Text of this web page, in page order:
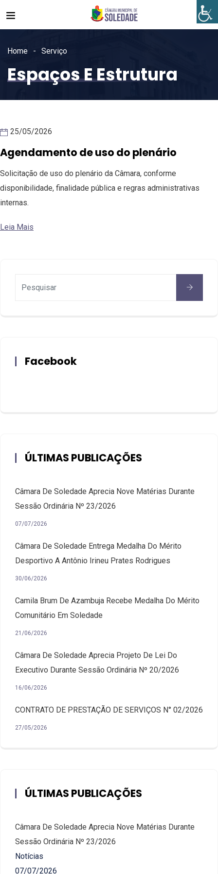
Home Serviço
Espaços E Estrutura
25/05/2026
Agendamento de uso do plenário
Solicitação de uso do plenário da Câmara, conforme
disponibilidade, finalidade pública e regras administrativas
internas.
Leia Mais
Facebook
ÚLTIMAS PUBLICAÇÕES
Câmara De Soledade Aprecia Nove Matérias Durante
Sessão Ordinária Nº 23/2026
07/07/2026
Câmara De Soledade Entrega Medalha Do Mérito
Desportivo A Antônio Irineu Prates Rodrigues
30/06/2026
Camila Brum De Azambuja Recebe Medalha Do Mérito
Comunitário Em Soledade
21/06/2026
Câmara De Soledade Aprecia Projeto De Lei Do
Executivo Durante Sessão Ordinária Nº 20/2026
16/06/2026
CONTRATO DE PRESTAÇÃO DE SERVIÇOS N° 02/2026
27/05/2026
ÚLTIMAS PUBLICAÇÕES
Câmara De Soledade Aprecia Nove Matérias Durante
Sessão Ordinária Nº 23/2026
Notícias
07/07/2026